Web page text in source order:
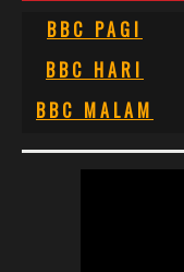
BBC PAGI
BBC HARI
BBC MALAM